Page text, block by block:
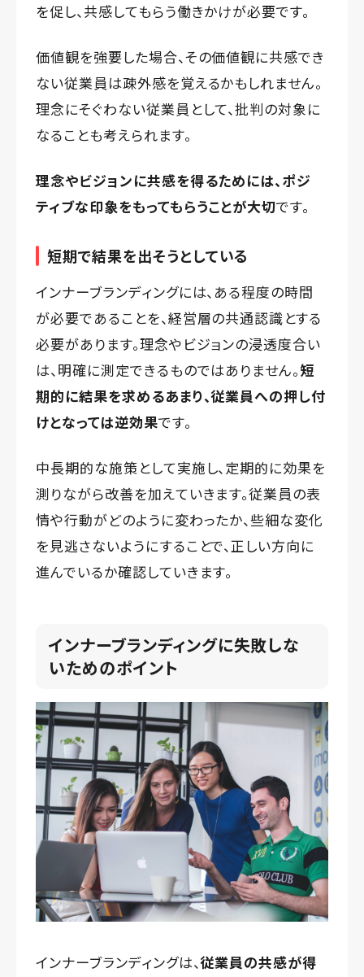
を促し、共感してもらう働きかけが必要です。
価値観を強要した場合、その価値観に共感でき
ない従業員は疎外感を覚えるかもしれません。
理念にそぐわない従業員として、批判の対象に
なることも考えられます。
理念やビジョンに共感を得るためには、ポジ
ティブな印象をもってもらうことが大切です。
短期で結果を出そうとしている
インナーブランディングには、ある程度の時間
が必要であることを、経営層の共通認識とする
必要があります。理念やビジョンの浸透度合い
は、明確に測定できるものではありません。短
期的に結果を求めるあまり、従業員への押し付
けとなっては逆効果です。
中長期的な施策として実施し、定期的に効果を
測りながら改善を加えていきます。従業員の表
情や行動がどのように変わったか、些細な変化
を見逃さないようにすることで、正しい方向に
進んでいるか確認していきます。
インナーブランディングに失敗しな
いためのポイント
インナーブランディングは、従業員の共感が得